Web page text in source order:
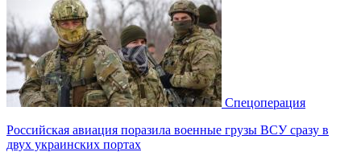
Спецоперация
Российская авиация поразила военные грузы ВСУ сразу в
двух украинских портах